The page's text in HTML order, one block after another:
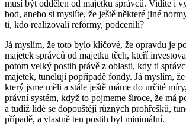
musí být oddělen od majetku správců. Vidíte i
bod, anebo si myslíte, že ještě některé jiné
ti, kdo realizovali reformy, podcenili?
Já myslím, že toto bylo klíčové, že opravdu je
majetek správců od majetku těch, kteří
potom velký postih právě z oblasti, kdy ti
majetek, tunelují popřípadě fondy. Já myslím,
který jsme měli a stále ještě máme do určité
právní systém, když to pojmeme široce, že má
a tudíž lidé se dopouštějí různých prohřešků,
případě, a vlastně ten postih byl minimální.